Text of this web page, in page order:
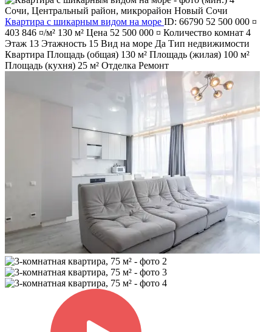
Сочи, Центральный район, микрорайон Новый Сочи
Квартира с шикарным видом на море ID: 66790 52 500 000 ¤
403 846 ¤/м² 130 м² Цена 52 500 000 ¤ Количество комнат 4
Этаж 13 Этажность 15 Вид на море Да Тип недвижимости
Квартира Площадь (общая) 130 м² Площадь (жилая) 100 м²
Площадь (кухня) 25 м² Отделка Ремонт